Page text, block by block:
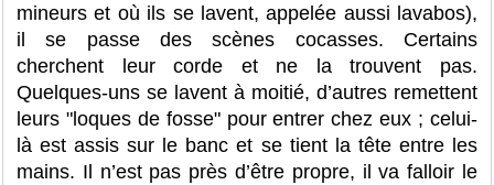
mineurs et où ils se lavent, appelée aussi lavabos),
il se passe des scènes cocasses. Certains
cherchent leur corde et ne la trouvent pas.
Quelques-uns se lavent à moitié, d’autres remettent
leurs "loques de fosse" pour entrer chez eux ; celui-
là est assis sur le banc et se tient la tête entre les
mains. Il n’est pas près d’être propre, il va falloir le